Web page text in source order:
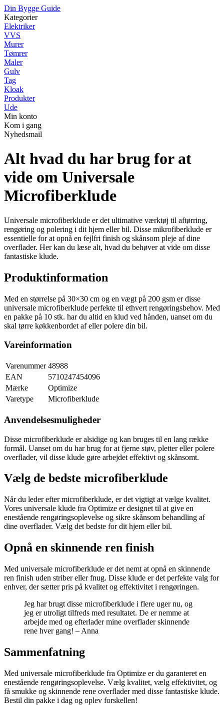
Din Bygge Guide
Kategorier
Elektriker
VVS
Murer
Tømrer
Maler
Gulv
Tag
Kloak
Produkter
Ude
Min konto
Kom i gang
Nyhedsmail
Alt hvad du har brug for at
vide om Universale
Microfiberklude
Universale microfiberklude er det ultimative værktøj til aftørring,
rengøring og polering i dit hjem eller bil. Disse mikrofiberklude er
essentielle for at opnå en fejlfri finish og skånsom pleje af dine
overflader. Her kan du læse alt, hvad du behøver at vide om disse
fantastiske klude.
Produktinformation
Med en størrelse på 30×30 cm og en vægt på 200 gsm er disse
universale microfiberklude perfekte til ethvert rengøringsbehov. Med
en pakke på 10 stk. har du altid en klud ved hånden, uanset om du
skal tørre køkkenbordet af eller polere din bil.
Vareinformation
Varenummer 48988
EAN
5710247454096
Mærke
Optimize
Varetype
Microfiberklude
Anvendelsesmuligheder
Disse microfiberklude er alsidige og kan bruges til en lang række
formål. Uanset om du har brug for at fjerne støv, pletter eller polere
overflader, vil disse klude gøre arbejdet effektivt og skånsomt.
Vælg de bedste microfiberklude
Når du leder efter microfiberklude, er det vigtigt at vælge kvalitet.
Vores universale klude fra Optimize er designet til at give en
enestående rengøringsoplevelse og sikre skånsom behandling af
dine overflader. Vælg det bedste for dit hjem eller bil.
Opnå en skinnende ren finish
Med universale microfiberklude er det nemt at opnå en skinnende
ren finish uden striber eller fnug. Disse klude er det perfekte valg for
enhver, der sætter pris på kvalitet og effektivitet i rengøringen.
Jeg har brugt disse microfiberklude i flere uger nu, og
jeg er utroligt tilfreds med resultatet. De er nemme at
arbejde med og efterlader mine overflader skinnende
rene hver gang! – Anna
Sammenfatning
Med universale microfiberklude fra Optimize er du garanteret en
enestående rengøringsoplevelse. Vælg kvalitet, vælg effektivitet, og
få smukke og skinnende rene overflader med disse fantastiske klude.
Bestil din pakke i dag og oplev forskellen!